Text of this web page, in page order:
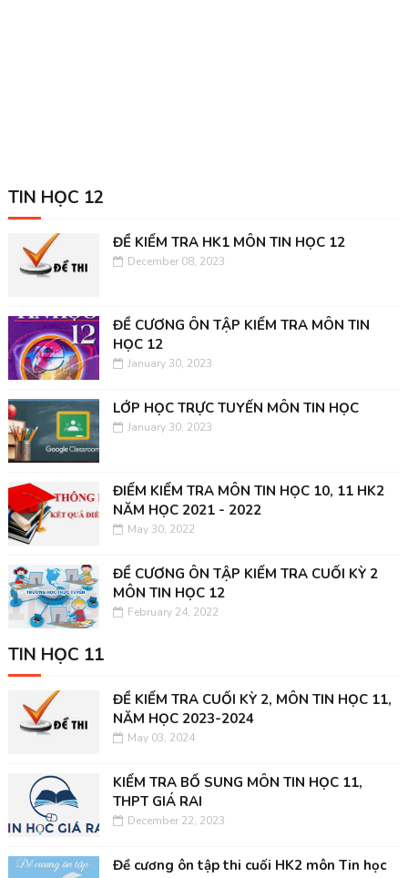
TIN HỌC 12
ĐỀ KIỂM TRA HK1 MÔN TIN HỌC 12
December 08, 2023
ĐỀ CƯƠNG ÔN TẬP KIỂM TRA MÔN TIN
HỌC 12
January 30, 2023
LỚP HỌC TRỰC TUYẾN MÔN TIN HỌC
January 30, 2023
ĐIỂM KIỂM TRA MÔN TIN HỌC 10, 11 HK2
NĂM HỌC 2021 - 2022
May 30, 2022
ĐỀ CƯƠNG ÔN TẬP KIỂM TRA CUỐI KỲ 2
MÔN TIN HỌC 12
February 24, 2022
TIN HỌC 11
ĐỀ KIỂM TRA CUỐI KỲ 2, MÔN TIN HỌC 11,
NĂM HỌC 2023-2024
May 03, 2024
KIỂM TRA BỔ SUNG MÔN TIN HỌC 11,
THPT GIÁ RAI
December 22, 2023
Đề cương ôn tập thi cuối HK2 môn Tin học